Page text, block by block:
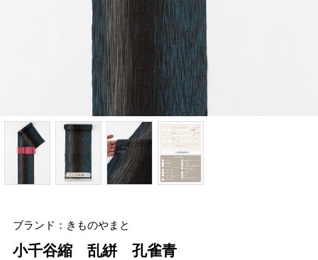
ブランド：きものやまと
小千谷縮 乱絣 孔雀青